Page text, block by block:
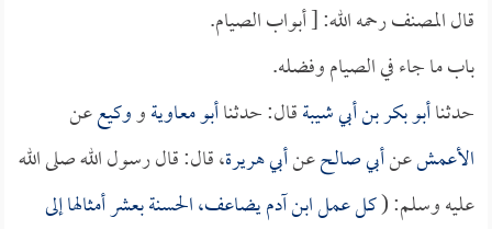
قال المصنف رحمه الله: [ أبواب الصيام.
باب ما جاء في الصيام وفضله.
حدثناأبو بكر بن أبي شيبةقال: حدثناأبو معاويةووكيععن
الأعمشعنأبي صالحعنأبي هريرة، قال: قال رسول الله صلى الله
عليه وسلم: (كل عمل ابن آدم يضاعف، الحسنة بعشر أمثالها إلى